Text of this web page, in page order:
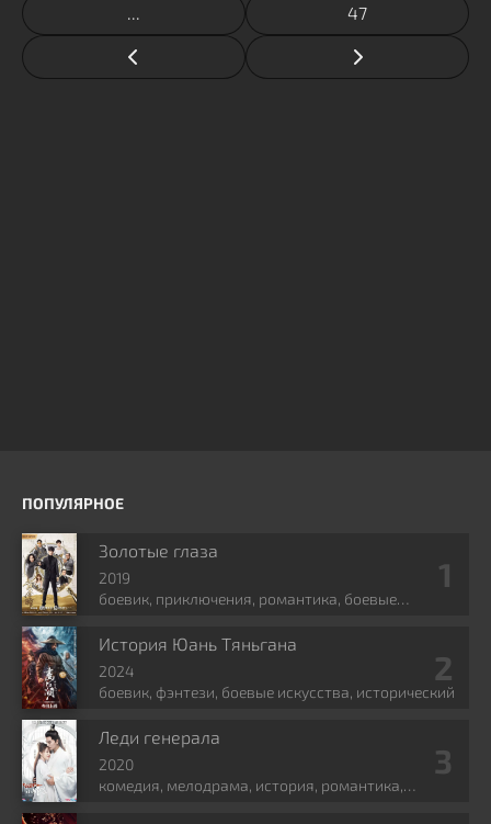
47
ПОПУЛЯРНОЕ
Золотые глаза
2019
боевик, приключения, романтика, боевые
История Юань Тяньгана
2024
боевик, фэнтези, боевые искусства, исторический
Леди генерала
2020
комедия, мелодрама, история, романтика,